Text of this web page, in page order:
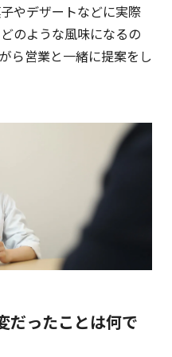
やデザートなどに実際
のような風味になるの
ら営業と一緒に提案をし
だったことは何で